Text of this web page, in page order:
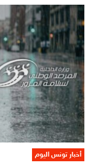
أخبار تونس اليوم